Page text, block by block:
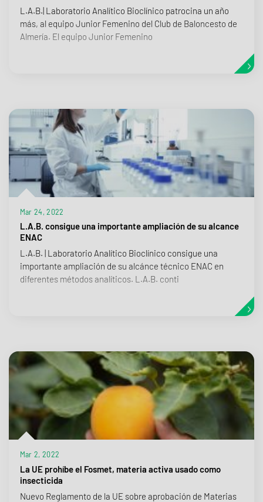
L.A.B.| Laboratorio Analítico Bioclínico patrocina un año
más, al equipo Junior Femenino del Club de Baloncesto de
Almería. El equipo Junior Femenino
Mar 24, 2022
L.A.B. consigue una importante ampliación de su alcance
ENAC
L.A.B. | Laboratorio Analítico Bioclínico consigue una
importante ampliación de su alcánce técnico ENAC en
diferentes métodos analíticos. L.A.B. conti
Mar 2, 2022
La UE prohíbe el Fosmet, materia activa usado como
insecticida
Nuevo Reglamento de la UE sobre aprobación de Materias